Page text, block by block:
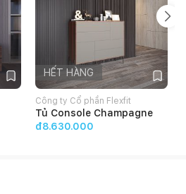
HẾT HÀNG
Công ty Cổ phần Flexfit
Tủ Console Champagne
đ8.630.000